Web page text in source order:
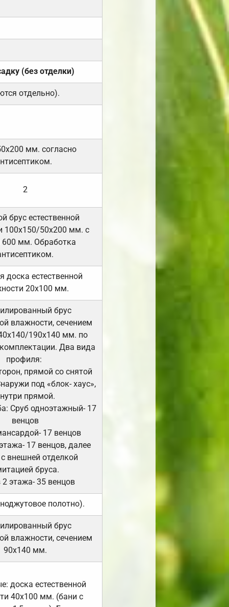
(без отделки)
отдельно).
мм. согласно
2
брус естественной
100х150/50х200 мм. с
мм. Обработка
доска естественной
20х100 мм.
брус
влажности, сечением
190х140 мм. по
Два вида
профиля:
прямой со снятой
под «блок- хаус»,
прямой.
Сруб одноэтажный- 17
венцов
17 венцов
17 венцов, далее
внешней отделкой
бруса.
2 этажа- 35 венцов
полотно).
брус
влажности, сечением
90х140 мм.
доска естественной
40х100 мм. (бани с